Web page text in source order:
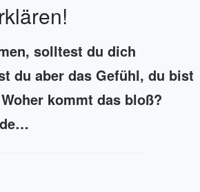
solltest du dich
du aber das Gefühl, du bist
kommt das bloß?